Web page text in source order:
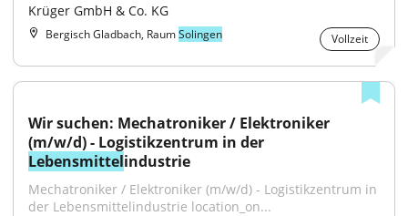
Krüger GmbH & Co. KG
Bergisch Gladbach, RaumSolingen Vollzeit
Wir suchen: Mechatroniker / Elektroniker
Lebensmittelindustrie
Mechatroniker / Elektroniker (m/w/d) - Logistikzentrum in
der Lebensmittelindustrie location_on...